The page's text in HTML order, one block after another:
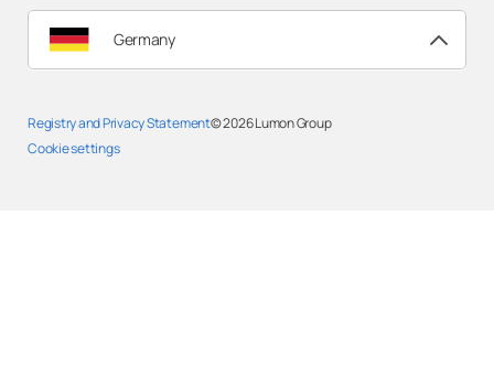
Germany
Registry and Privacy Statement
Cookie settings
© 2026Lumon Group